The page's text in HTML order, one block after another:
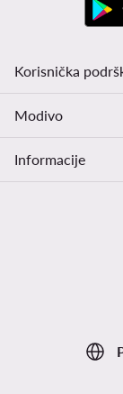
Korisnička
Modivo
Informacije